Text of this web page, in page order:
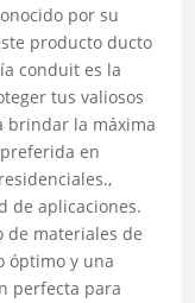
por su
producto ducto
conduit es la
tus valiosos
brindar la máxima
en
de aplicaciones.
de materiales de
óptimo y una
perfecta para